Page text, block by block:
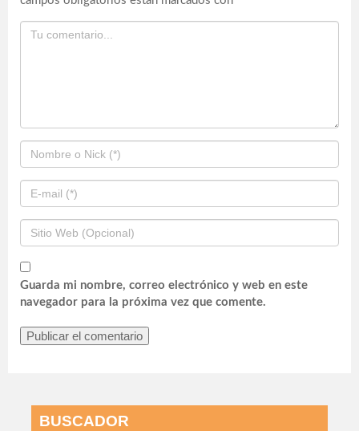
Guarda mi nombre, correo electrónico y web en este
navegador para la próxima vez que comente.
BUSCADOR